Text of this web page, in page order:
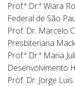
Prof.ª Dr.ª Wiara
Federal de São
Prof. Dr. Marcelo
Presbiteriana
Prof.ª Dr.ª Maria
Desenvolvimento
Prof. Dr. Jorge